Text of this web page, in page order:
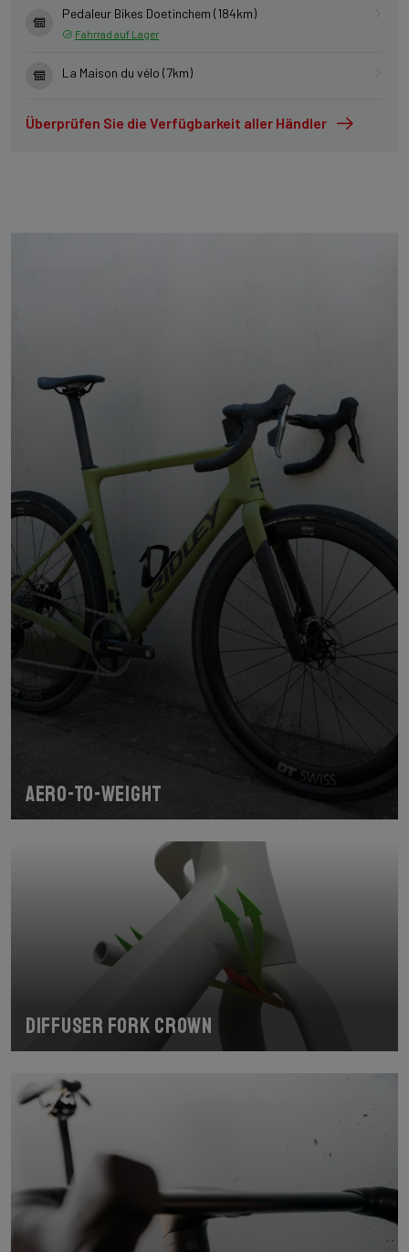
Pedaleur Bikes Doetinchem (184km)
Fahrrad auf Lager
La Maison du vélo (7km)
Überprüfen Sie die Verfügbarkeit aller Händler
Aero-To-Weight
Diffuser fork crown